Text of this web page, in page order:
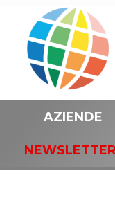
AZIENDE
NEWSLETTER